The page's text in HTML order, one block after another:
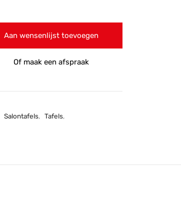
Aan wensenlijst toevoegen
Of maak een afspraak
Salontafels, Tafels,